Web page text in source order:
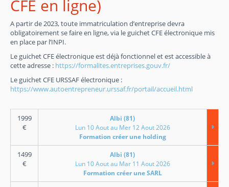
CFE en ligne)
A partir de 2023, toute immatriculation d’entreprise devra
obligatoirement se faire en ligne, via le guichet CFE électronique mis
en place par l’INPI.
Le guichet CFE électronique est déjà fonctionnel et est accessible à
cette adresse : https://formalites.entreprises.gouv.fr/
Le guichet CFE URSSAF électronique :
https://www.autoentrepreneur.urssaf.fr/portail/accueil.html
1999
€
Albi (81)
Lun 10 Aout au Mer 12 Aout 2026
Formation créer une holding
1499
€
Albi (81)
Lun 10 Aout au Mar 11 Aout 2026
Formation créer une SARL